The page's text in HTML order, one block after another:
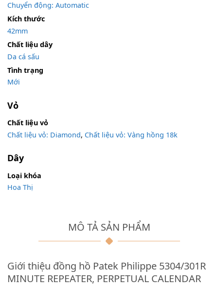
MÔ TẢ SẢN PHẨM
Giới thiệu đồng hồ Patek Philippe 5304/301R
MINUTE REPEATER, PERPETUAL CALENDAR
Chuyển động: Automatic
Kích thước
42mm
Chất liệu dây
Da cá sấu
Tình trạng
Mới
Vỏ
Chất liệu vỏ
Chất liệu vỏ: Diamond, Chất liệu vỏ: Vàng hồng 18k
Dây
Loại khóa
Hoa Thị